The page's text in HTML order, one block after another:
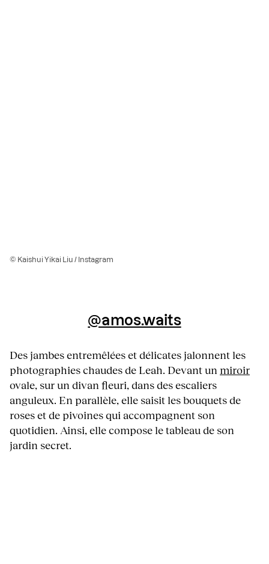
© Kaishui Yikai Liu / Instagram
@amos.waits
Des jambes entremêlées et délicates jalonnent les
photographies chaudes de Leah. Devant un miroir
ovale, sur un divan fleuri, dans des escaliers
anguleux. En parallèle, elle saisit les bouquets de
roses et de pivoines qui accompagnent son
quotidien. Ainsi, elle compose le tableau de son
jardin secret.